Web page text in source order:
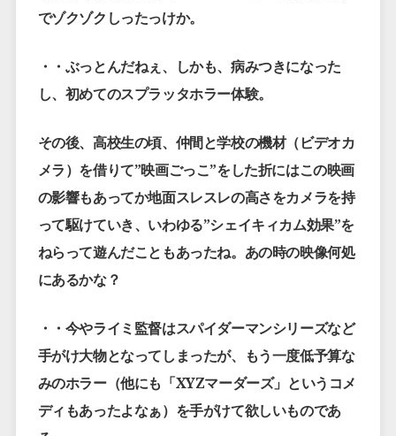
でゾクゾクしったっけか。
・・ぶっとんだねぇ、しかも、病みつきになった
し、初めてのスプラッタホラー体験。
その後、高校生の頃、仲間と学校の機材（ビデオカ
メラ）を借りて”映画ごっこ”をした折にはこの映画
の影響もあってか地面スレスレの高さをカメラを持
って駆けていき、いわゆる”シェイキィカム効果”を
ねらって遊んだこともあったね。あの時の映像何処
にあるかな？
・・今やライミ監督はスパイダーマンシリーズなど
手がけ大物となってしまったが、もう一度低予算な
みのホラー（他にも「XYZマーダーズ」というコメ
ディもあったよなぁ）を手がけて欲しいものであ